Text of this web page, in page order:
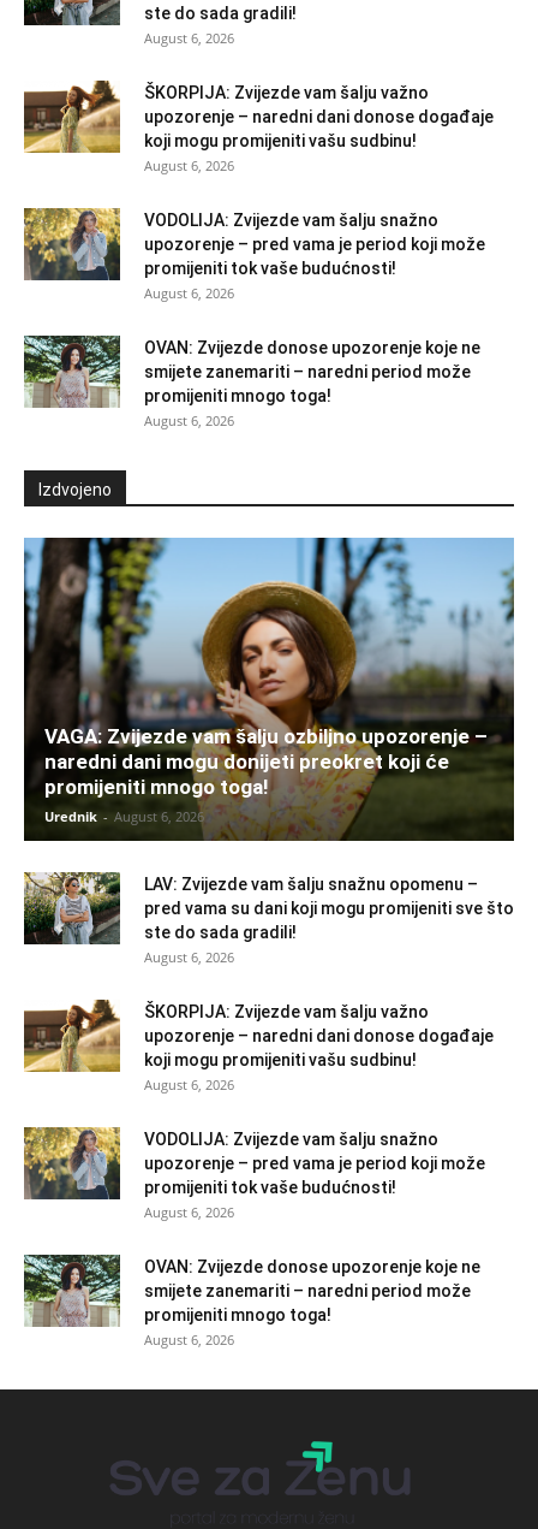
ste do sada gradili!
August 6, 2026
ŠKORPIJA: Zvijezde vam šalju važno
upozorenje – naredni dani donose događaje
koji mogu promijeniti vašu sudbinu!
August 6, 2026
VODOLIJA: Zvijezde vam šalju snažno
upozorenje – pred vama je period koji može
promijeniti tok vaše budućnosti!
August 6, 2026
OVAN: Zvijezde donose upozorenje koje ne
smijete zanemariti – naredni period može
promijeniti mnogo toga!
August 6, 2026
Izdvojeno
VAGA: Zvijezde vam šalju ozbiljno upozorenje –
naredni dani mogu donijeti preokret koji će
promijeniti mnogo toga!
Urednik - August 6, 2026
LAV: Zvijezde vam šalju snažnu opomenu –
pred vama su dani koji mogu promijeniti sve što
ste do sada gradili!
August 6, 2026
ŠKORPIJA: Zvijezde vam šalju važno
upozorenje – naredni dani donose događaje
koji mogu promijeniti vašu sudbinu!
August 6, 2026
VODOLIJA: Zvijezde vam šalju snažno
upozorenje – pred vama je period koji može
promijeniti tok vaše budućnosti!
August 6, 2026
OVAN: Zvijezde donose upozorenje koje ne
smijete zanemariti – naredni period može
promijeniti mnogo toga!
August 6, 2026